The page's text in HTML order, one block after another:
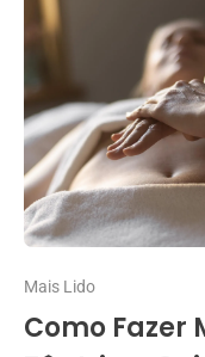
Mais Lido
Como Fazer